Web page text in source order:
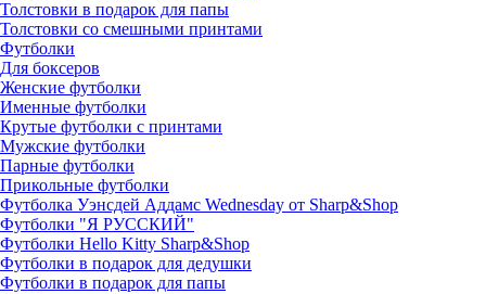
Толстовки в подарок для папы
Толстовки со смешными принтами
Футболки
Для боксеров
Женские футболки
Именные футболки
Крутые футболки с принтами
Мужские футболки
Парные футболки
Прикольные футболки
Футболка Уэнсдей Аддамс Wednesday от Sharp&Shop
Футболки "Я РУССКИЙ"
Футболки Hello Kitty Sharp&Shop
Футболки в подарок для дедушки
Футболки в подарок для папы